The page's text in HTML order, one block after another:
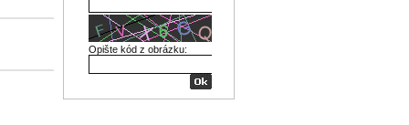
Opište kód z obrázku: